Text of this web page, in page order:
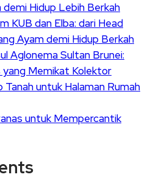
demi Hidup Lebih Berkah
KUB dan Elba: dari Head
Ayam demi Hidup Berkah
Aglonema Sultan Brunei:
yang Memikat Kolektor
Tanah untuk Halaman Rumah
untuk Mempercantik